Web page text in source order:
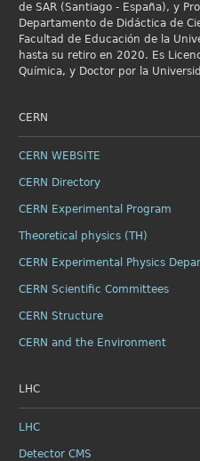
de SAR (Santiago - España), y
Departamento de Didáctica de
Facultad de Educación de la
hasta su retiro en 2020. Es
Química, y Doctor por la
CERN
CERN WEBSITE
CERN Directory
CERN Experimental Program
Theoretical physics (TH)
CERN Experimental Physics
CERN Scientific Committees
CERN Structure
CERN and the Environment
LHC
LHC
Detector CMS